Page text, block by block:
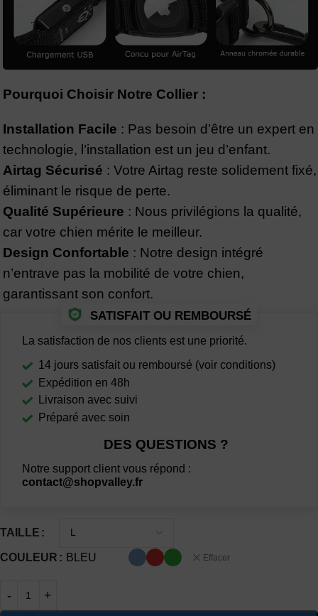
Pourquoi Choisir Notre Collier :
Installation Facile : Pas besoin d’être un expert en
technologie, l’installation est un jeu d’enfant.
Airtag Sécurisé : Votre Airtag reste solidement fixé,
éliminant le risque de perte.
Qualité Supérieure : Nous privilégions la qualité,
car votre chien mérite le meilleur.
Design Confortable : Notre design intégré
n’entrave pas la mobilité de votre chien,
garantissant son confort.
SATISFAIT OU REMBOURSÉ
La satisfaction de nos clients est une priorité.
14 jours satisfait ou remboursé (voir conditions)
Expédition en 48h
Livraison avec suivi
Préparé avec soin
DES QUESTIONS ?
Notre support client vous répond :
contact@shopvalley.fr
TAILLE
COULEUR BLEU Effacer